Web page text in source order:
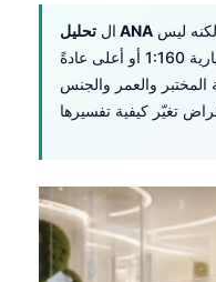
ال تحليل ANA
اختبارًا خاصًا بشوغرن. تكون العيارية 1:160 أو أعلى عادةً
أن طريقة المختبر والعمر والجنس